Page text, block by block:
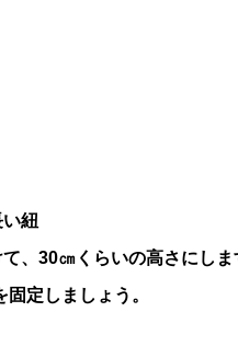
紐
、30㎝くらいの高さにしま
定しましょう。